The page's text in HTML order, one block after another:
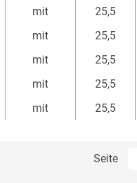
mit 25,5
mit 25,5
mit 25,5
mit 25,5
mit 25,5
Seite